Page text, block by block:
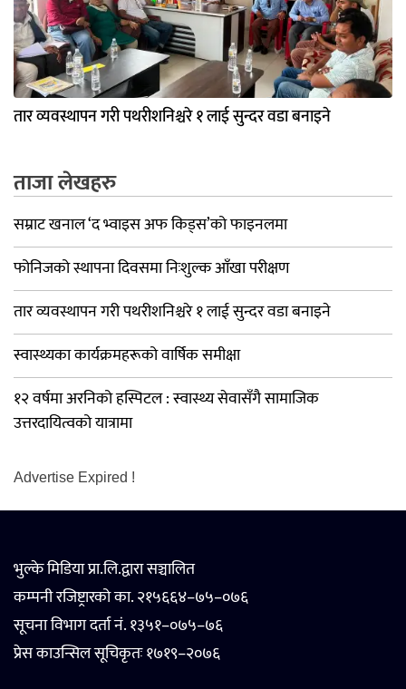
तार व्यवस्थापन गरी पथरीशनिश्चरे १ लाई सुन्दर वडा बनाइने
ताजा लेखहरु
सम्राट खनाल ‘द भ्वाइस अफ किड्स’को फाइनलमा
फोनिजको स्थापना दिवसमा निःशुल्क आँखा परीक्षण
तार व्यवस्थापन गरी पथरीशनिश्चरे १ लाई सुन्दर वडा बनाइने
स्वास्थ्यका कार्यक्रमहरूको वार्षिक समीक्षा
१२ वर्षमा अरनिको हस्पिटल : स्वास्थ्य सेवासँगै सामाजिक
उत्तरदायित्वको यात्रामा
Advertise Expired !
भुल्के मिडिया प्रा.लि.द्वारा सञ्चालित
कम्पनी रजिष्ट्रारको का. २१५६६४–७५–०७६
सूचना विभाग दर्ता नं. १३५१–०७५–७६
प्रेस काउन्सिल सूचिकृतः १७१९–२०७६